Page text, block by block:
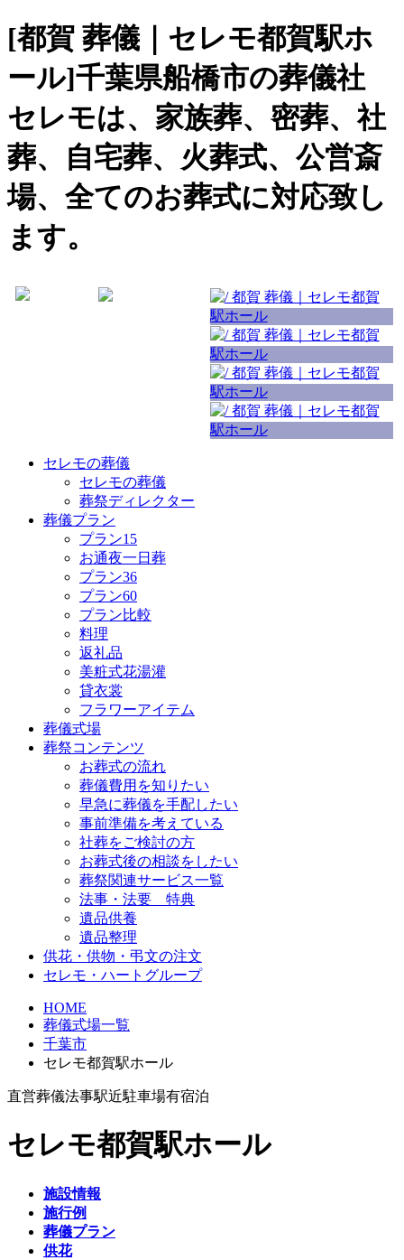
[都賀 葬儀｜セレモ都賀駅ホ
ール]千葉県船橋市の葬儀社
セレモは、家族葬、密葬、社
葬、自宅葬、火葬式、公営斎
場、全てのお葬式に対応致し
ます。
セレモの葬儀
セレモの葬儀
葬祭ディレクター
葬儀プラン
プラン15
お通夜一日葬
プラン36
プラン60
プラン比較
料理
返礼品
美粧式花湯灌
貸衣裳
フラワーアイテム
葬儀式場
葬祭コンテンツ
お葬式の流れ
葬儀費用を知りたい
早急に葬儀を手配したい
事前準備を考えている
社葬をご検討の方
お葬式後の相談をしたい
葬祭関連サービス一覧
法事・法要 特典
遺品供養
遺品整理
供花・供物・弔文の注文
セレモ・ハートグループ
HOME
葬儀式場一覧
千葉市
セレモ都賀駅ホール
直営葬儀法事駅近駐車場有宿泊
セレモ都賀駅ホール
施設情報
施行例
葬儀プラン
供花